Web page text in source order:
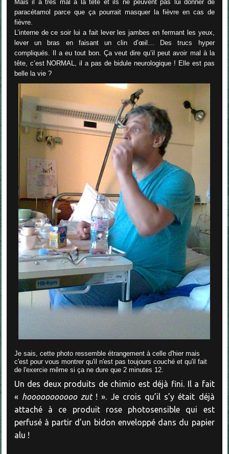
Mais il a très mal à la tête et ils ne peuvent pas lui donner de
paracétamol parce que ça pourrait masquer la fièvre en cas de
fièvre.
L’interne de ce soir lui a fait lever les jambes en fermant les yeux,
lever un bras en faisant un clin d’œil… Des trucs hyper
compliqués. Il a eu tout bon. Ça veut dire qu’il peut avoir mal à la
tête, c’est NORMAL, il a pas de bidule neurologique ! Elle est pas
belle la vie ?
Je sais, cette photo ressemble étrangement à celle d'hier mais
c'est pour vous montrer qu'il n'est pas toujours couché et qu'il fait
de l'exercie même si ça ne dure que 2 minutes 12.
Un des deux produits de chimio est déjà fini. Il a fait
« hooooooooooo zut! ». Je crois qu’il s’y était déjà
attaché à ce produit rose photosensible qui est
perfusé à partir d’un bidon enveloppé dans du papier
alu !